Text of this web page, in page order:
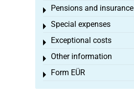
Pensions and insurance
Toggle menu
Special expenses
Toggle menu
Exceptional costs
Toggle menu
Other information
Toggle menu
Form EÜR
Toggle menu